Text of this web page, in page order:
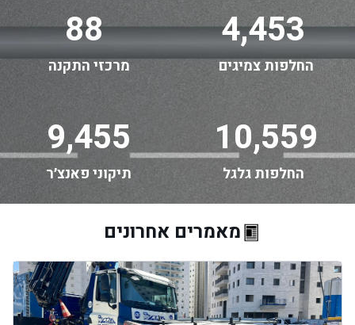
88
מרכזי התקנה
4,453
החלפות צמיגים
9,455
תיקוני פאנצ׳ר
10,559
החלפות גלגל
מאמרים אחרונים